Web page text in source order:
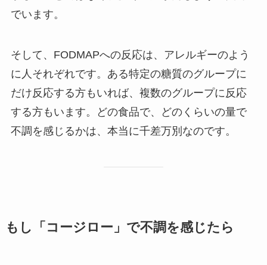
でいます。
そして、FODMAPへの反応は、アレルギーのよう
に人それぞれです。ある特定の糖質のグループに
だけ反応する方もいれば、複数のグループに反応
する方もいます。どの食品で、どのくらいの量で
不調を感じるかは、本当に千差万別なのです。
もし「コージロー」で不調を感じたら